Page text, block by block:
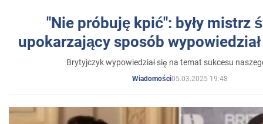
"Nie próbuję kpić": były mistrz
upokarzający sposób
Brytyjczyk wypowiedział się na temat sukcesu
Wiadomości05.03.2025 19:48